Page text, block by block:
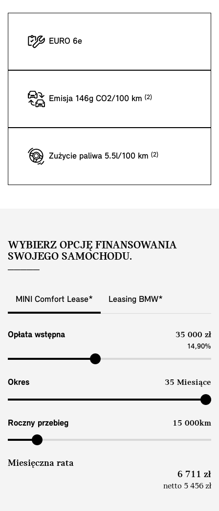
EURO 6e
Emisja 146g CO2/100 km
Zużycie paliwa 5.5l/100 km
WYBIERZ OPCJĘ FINANSOWANIA
SWOJEGO SAMOCHODU.
MINI Comfort Lease* Leasing BMW*
Opłata wstępna 35 000 zł
14,90%
Okres 35 Miesiące
Roczny przebieg 15 000km
Miesięczna rata
6 711 zł
netto 5 456 zł